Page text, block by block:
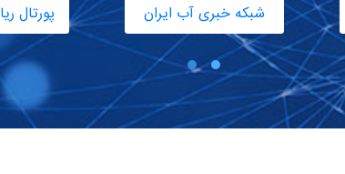
شبکه خبری آب ایران پورتال